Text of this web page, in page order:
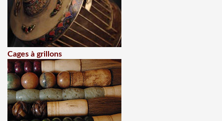
Cages à grillons